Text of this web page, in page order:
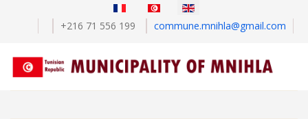
+216 71 556 199 commune.mnihla@gmail.com